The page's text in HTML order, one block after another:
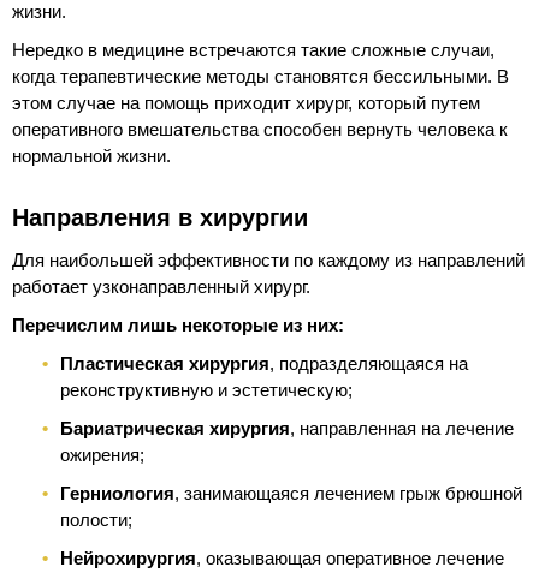
жизни.
Нередко в медицине встречаются такие сложные случаи,
когда терапевтические методы становятся бессильными. В
этом случае на помощь приходит хирург, который путем
оперативного вмешательства способен вернуть человека к
нормальной жизни.
Направления в хирургии
Для наибольшей эффективности по каждому из направлений
работает узконаправленный хирург.
Перечислим лишь некоторые из них:
Пластическая хирургия, подразделяющаяся на
реконструктивную и эстетическую;
Бариатрическая хирургия, направленная на лечение
ожирения;
Герниология, занимающаяся лечением грыж брюшной
полости;
Нейрохирургия, оказывающая оперативное лечение